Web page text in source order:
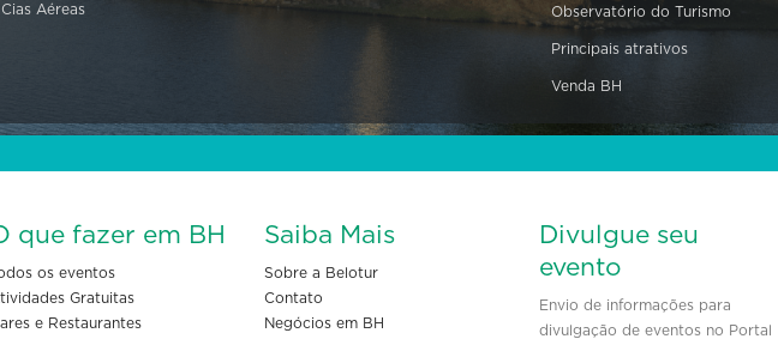
Cias Aéreas Observatório do Turismo
Principais atrativos
Venda BH
que fazer em BH
os eventos
Gratuitas
e Restaurantes
Saiba Mais
Sobre a Belotur
Contato
Negócios em BH
Divulgue seu
evento
Envio de informações para
divulgação de eventos no Portal